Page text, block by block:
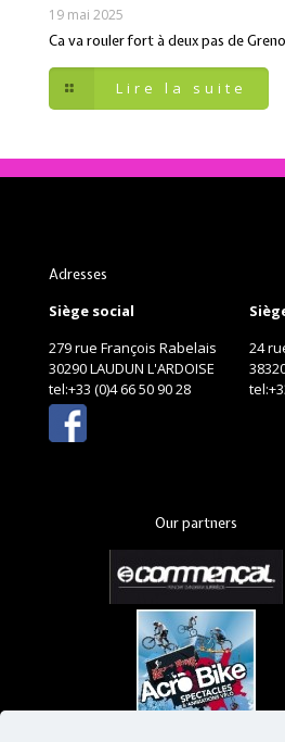
19 mai 2025
Ca va rouler fort à deux pas de
Lire la suite
Adresses
Siège social
279 rue François Rabelais
30290 LAUDUN L'ARDOISE
tel:+33 (0)4 66 50 90 28
24
Our partners